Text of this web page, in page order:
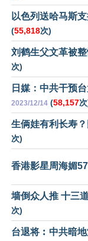
以色列送哈马斯
(55,818次)
刘鹤生父文革被
次)
日媒：中共干预
2023/12/14 (58,157
生俩娃有利长寿
次)
香港影星周海媚
墙倒众人推 十三
次)
台退将︰中共暗